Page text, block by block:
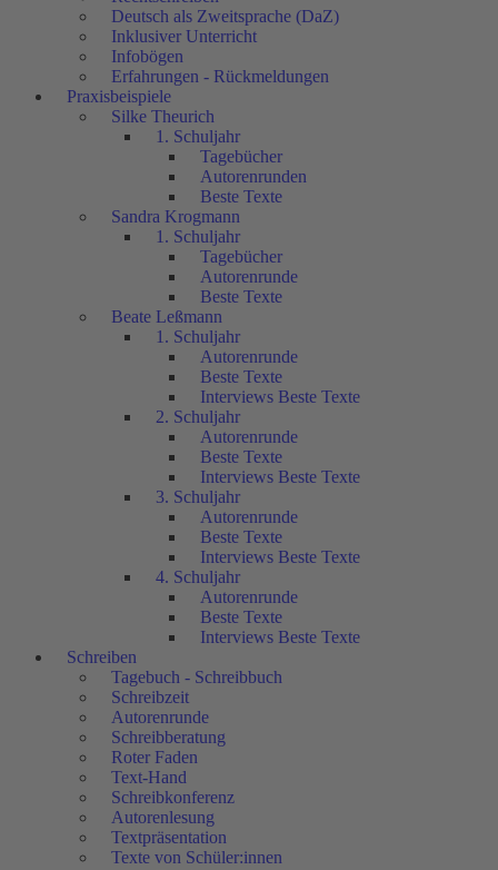
Deutsch als Zweitsprache (DaZ)
Inklusiver Unterricht
Infobögen
Erfahrungen - Rückmeldungen
Praxisbeispiele
Silke Theurich
1. Schuljahr
Tagebücher
Autorenrunden
Beste Texte
Sandra Krogmann
1. Schuljahr
Tagebücher
Autorenrunde
Beste Texte
Beate Leßmann
1. Schuljahr
Autorenrunde
Beste Texte
Interviews Beste Texte
2. Schuljahr
Autorenrunde
Beste Texte
Interviews Beste Texte
3. Schuljahr
Autorenrunde
Beste Texte
Interviews Beste Texte
4. Schuljahr
Autorenrunde
Beste Texte
Interviews Beste Texte
Schreiben
Tagebuch - Schreibbuch
Schreibzeit
Autorenrunde
Schreibberatung
Roter Faden
Text-Hand
Schreibkonferenz
Autorenlesung
Textpräsentation
Texte von Schüler:innen